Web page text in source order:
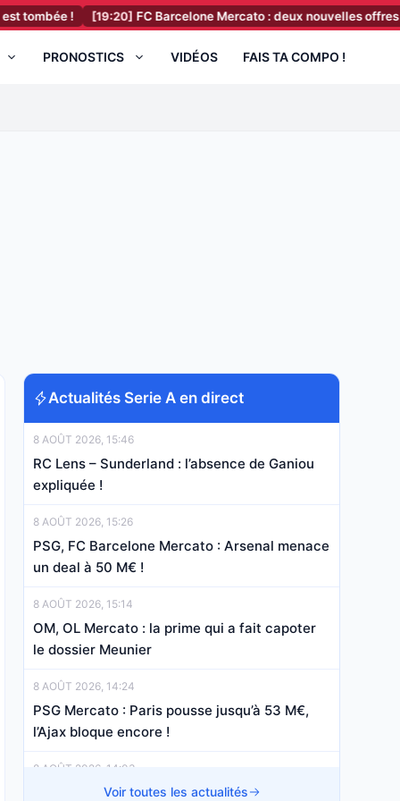
! [19:20] FC Barcelone Mercato : deux nouvelles offres vont
PRONOSTICS VIDÉOS FAIS TA COMPO !
Actualités Serie A en direct
8 AOÛT 2026, 15:46
RC Lens – Sunderland : l’absence de Ganiou
expliquée !
8 AOÛT 2026, 15:26
PSG, FC Barcelone Mercato : Arsenal menace
un deal à 50 M€ !
8 AOÛT 2026, 15:14
OM, OL Mercato : la prime qui a fait capoter
le dossier Meunier
8 AOÛT 2026, 14:24
PSG Mercato : Paris pousse jusqu’à 53 M€,
l’Ajax bloque encore !
8 AOÛT 2026, 14:03
Stade Rennais : Rennes chute avant une
Voir toutes les actualités